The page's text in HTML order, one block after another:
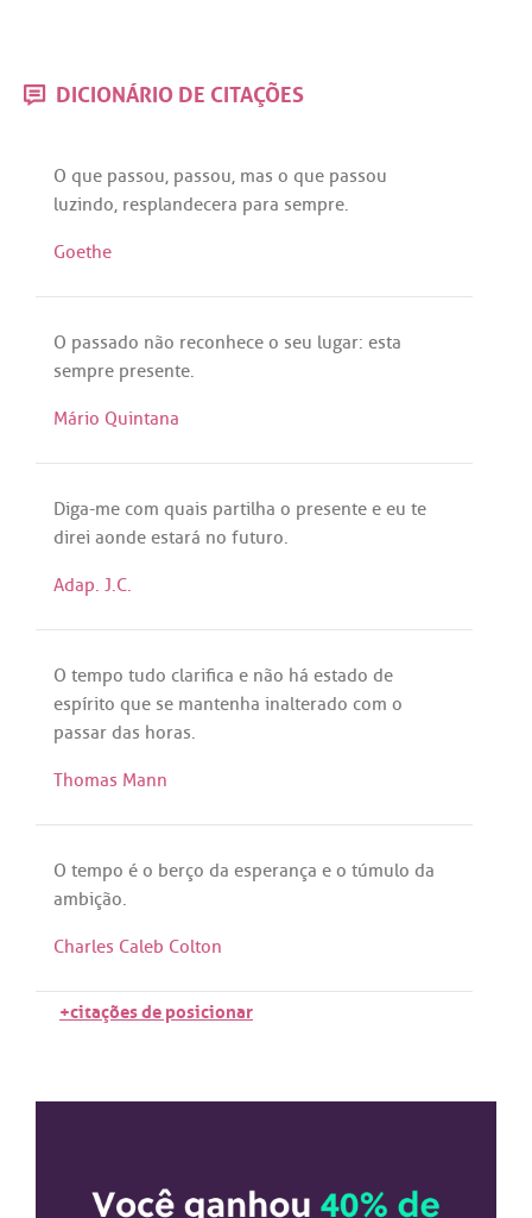
DICIONÁRIO DE CITAÇÕES
O que passou, passou, mas o que passou
luzindo, resplandecera para sempre.
Goethe
O passado não reconhece o seu lugar: esta
sempre presente.
Mário Quintana
Diga-me com quais partilha o presente e eu te
direi aonde estará no futuro.
Adap. J.C.
O tempo tudo clarifica e não há estado de
espírito que se mantenha inalterado com o
passar das horas.
Thomas Mann
O tempo é o berço da esperança e o túmulo da
ambição.
Charles Caleb Colton
+citações de posicionar